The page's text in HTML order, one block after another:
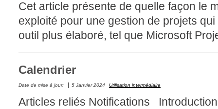
Collaboration
Comment nous
Coup de coeur
Cet article présente de quelle façon le
exploité pour une gestion de projets
outil plus élaboré, tel que Microsoft
Calendrier
Date de mise à jour: 5 Janvier 2024 Utilisation intermédiaire
Articles reliés Notifications Introduction